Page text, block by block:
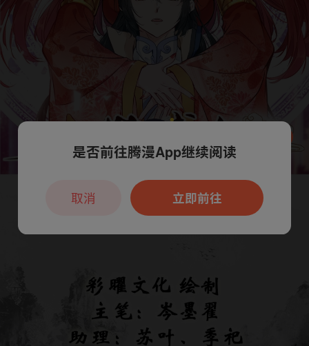
本章节仅支持App阅读，可打开App新用
户7天免费看
是否前往腾漫App继续阅读
立即前往
取消